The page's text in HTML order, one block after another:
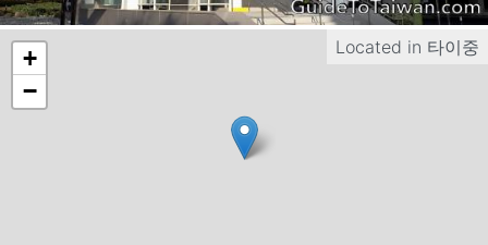
Located in 타이중
+
−